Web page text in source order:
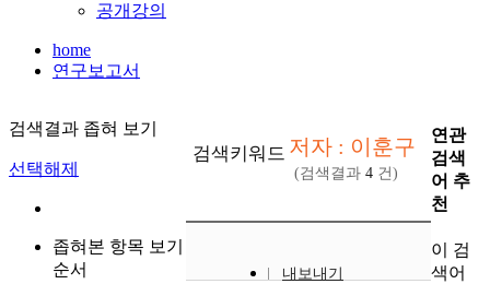
공개강의
home
연구보고서
검색결과 좁혀 보기
선택해제
좁혀본 항목 보기
순서
검색키워드 저자 : 이훈구
(검색결과 4 건)
내보내기
연관
검색
어 추
천
이 검
색어